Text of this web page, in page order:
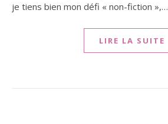
je tiens bien mon défi « non-fiction »,…
LIRE LA SUITE